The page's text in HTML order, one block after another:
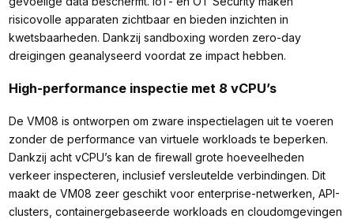
risicovolle apparaten zichtbaar en bieden inzichten in
kwetsbaarheden. Dankzij sandboxing worden zero-day
dreigingen geanalyseerd voordat ze impact hebben.
High-performance inspectie met 8 vCPU’s
De VM08 is ontworpen om zware inspectielagen uit te voeren
zonder de performance van virtuele workloads te beperken.
Dankzij acht vCPU’s kan de firewall grote hoeveelheden
verkeer inspecteren, inclusief versleutelde verbindingen. Dit
maakt de VM08 zeer geschikt voor enterprise-netwerken, API-
clusters, containergebaseerde workloads en cloudomgevingen